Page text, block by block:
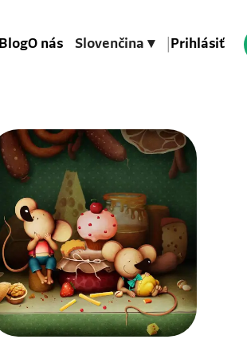
BlogO nás Slovenčina ▾ Prihlásiť